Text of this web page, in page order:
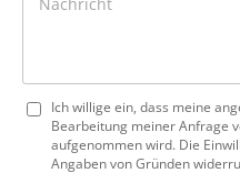
Ich willige ein, dass meine
Bearbeitung meiner Anfrage
aufgenommen wird. Die
Angaben von Gründen